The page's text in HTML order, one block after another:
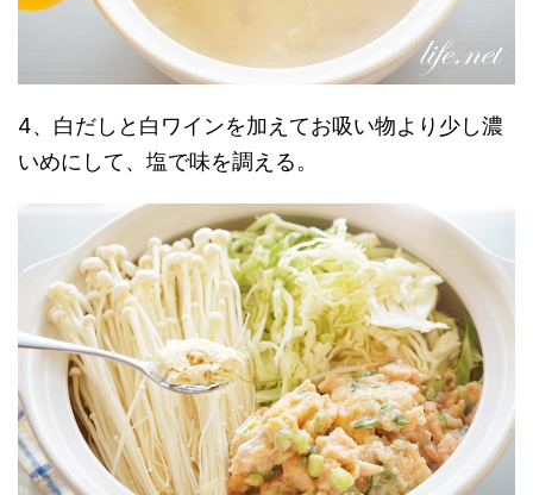
4、白だしと白ワインを加えてお吸い物より少し濃
いめにして、塩で味を調える。